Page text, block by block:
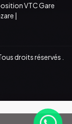
VTC Gare
|
droits réservés .